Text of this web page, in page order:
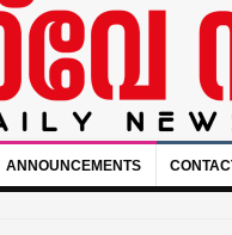
ANNOUNCEMENTS